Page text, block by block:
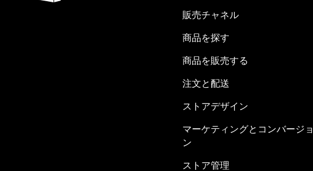
販売チャネル
商品を探す
商品を販売する
注文と配送
ストアデザイン
マーケティングとコンバージョ
ン
ストア管理